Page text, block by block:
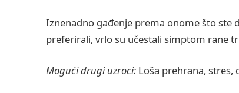
Iznenadno gađenje prema onome što ste
preferirali, vrlo su učestali simptom rane
Mogući drugi uzroci: Loša prehrana, stres,